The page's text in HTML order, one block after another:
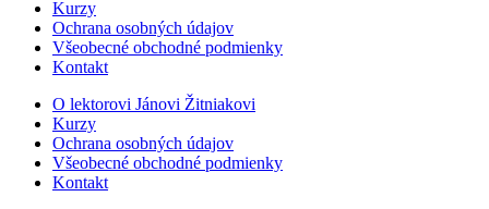
Kurzy
Ochrana osobných údajov
Všeobecné obchodné podmienky
Kontakt
O lektorovi Jánovi Žitniakovi
Kurzy
Ochrana osobných údajov
Všeobecné obchodné podmienky
Kontakt